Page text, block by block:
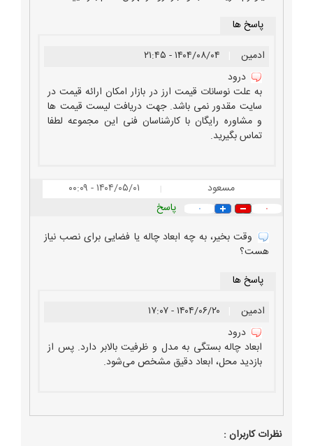
پاسخ ها
ادمین
۱۴۰۴/۰۸/۰۴ - ۲۱:۴۵
درود
به علت نوسانات قیمت ارز در بازار امکان ارائه قیمت در
سایت مقدور نمی باشد. جهت دریافت لیست قیمت ها
و مشاوره رایگان با کارشناسان فنی این مجموعه لطفا
تماس بگیرید.
مسعود ۱۴۰۴/۰۵/۰۱ - ۰۰:۰۹
۰ ۰
پاسخ
وقت بخیر، به چه ابعاد چاله یا فضایی برای نصب نیاز
هست؟
پاسخ ها
ادمین
۱۴۰۴/۰۶/۲۰ - ۱۷:۰۷
درود
ابعاد چاله بستگی به مدل و ظرفیت بالابر دارد. پس از
بازدید محل، ابعاد دقیق مشخص می‌شود.
نظرات كاربران :